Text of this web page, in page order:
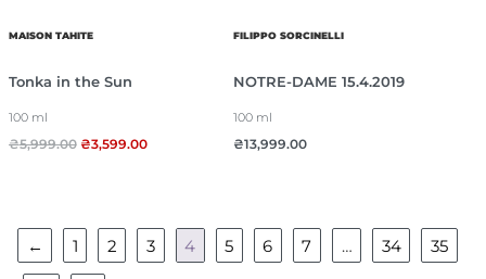
MAISON TAHITE
Tonka in the Sun
100 ml
₴5,999.00 ₴3,599.00
FILIPPO SORCINELLI
NOTRE-DAME 15.4.2019
100 ml
₴13,999.00
← 1 2 3 4 5 6 7 … 34 35